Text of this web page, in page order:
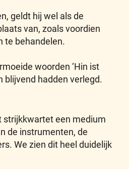
geldt hij wel als de
van, zoals voordien
te behandelen.
woorden ‘Hin ist
blijvend hadden verlegd.
strijkkwartet een medium
de instrumenten, de
We zien dit heel duidelijk